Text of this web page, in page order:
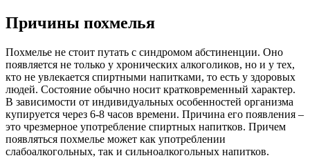
Причины похмелья
Похмелье не стоит путать с синдромом абстиненции. Оно
появляется не только у хронических алкоголиков, но и у тех,
кто не увлекается спиртными напитками, то есть у здоровых
людей. Состояние обычно носит кратковременный характер.
В зависимости от индивидуальных особенностей организма
купируется через 6-8 часов времени. Причина его появления –
это чрезмерное употребление спиртных напитков. Причем
появляться похмелье может как употреблении
слабоалкогольных, так и сильноалкогольных напитков.